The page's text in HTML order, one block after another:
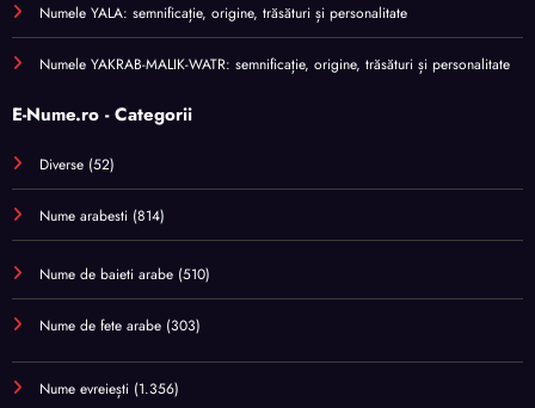
Numele YALA: semnificație, origine, trăsături și personalitate
Numele YAKRAB-MALIK-WATR: semnificație, origine, trăsături și personalitate
E-Nume.ro - Categorii
Diverse (52)
Nume arabesti (814)
Nume de baieti arabe (510)
Nume de fete arabe (303)
Nume evreiești (1.356)